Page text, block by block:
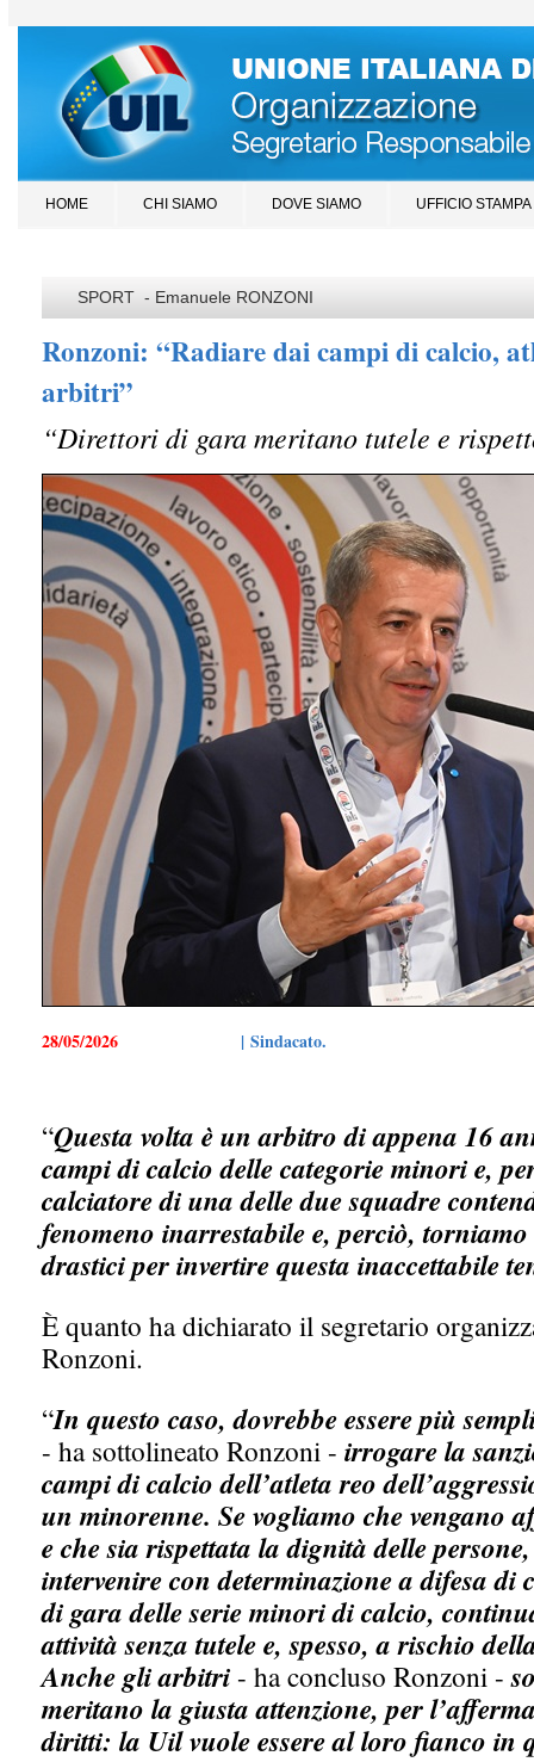
HOME CHI SIAMO DOVE SIAMO UFFICIO STAMPA
SPORT - Emanuele RONZONI
Ronzoni: “Radiare dai campi di calcio,
arbitri”
“Direttori di gara meritano tutele e
28/05/2026 | Sindacato.
“Questa volta è un arbitro di appena 16
campi di calcio delle categorie minori e,
calciatore di una delle due squadre
fenomeno inarrestabile e, perciò,
drastici per invertire questa inaccettabile
È quanto ha dichiarato il segretario
Ronzoni.
“In questo caso, dovrebbe essere più
- ha sottolineato Ronzoni - irrogare la
campi di calcio dell’atleta reo
un minorenne. Se vogliamo che vengano
e che sia rispettata la dignità delle
intervenire con determinazione a difesa di
di gara delle serie minori di calcio,
attività senza tutele e, spesso, a rischio
Anche gli arbitri - ha concluso Ronzoni -
meritano la giusta attenzione, per
diritti: la Uil vuole essere al loro fianco in